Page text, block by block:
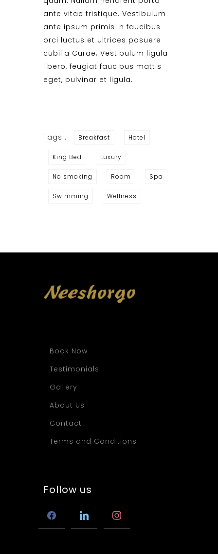
ante vitae tristique. Vestibulum
ante ipsum primis in faucibus
orci luctus et ultrices posuere
cubilia Curae; Vestibulum ligula
libero, feugiat faucibus mattis
eget, pulvinar et ligula.
Tags : Breakfast Hotel
King Bed Luxury
No smoking Room Spa
Swimming Wellness
Book Now
Testimonials
Gallery
About Us
Contact
Terms and Conditions
Follow us
facebooklinkedin instagram